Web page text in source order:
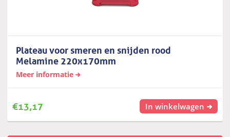
Plateau voor smeren en snijden rood
Melamine 220x170mm
Meer informatie
€13,17 In winkelwagen